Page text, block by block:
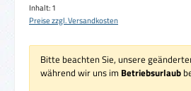
Inhalt:1
Preise zzgl. Versandkosten
Bitte beachten Sie, unsere
während wir uns im Betriebsurlaub